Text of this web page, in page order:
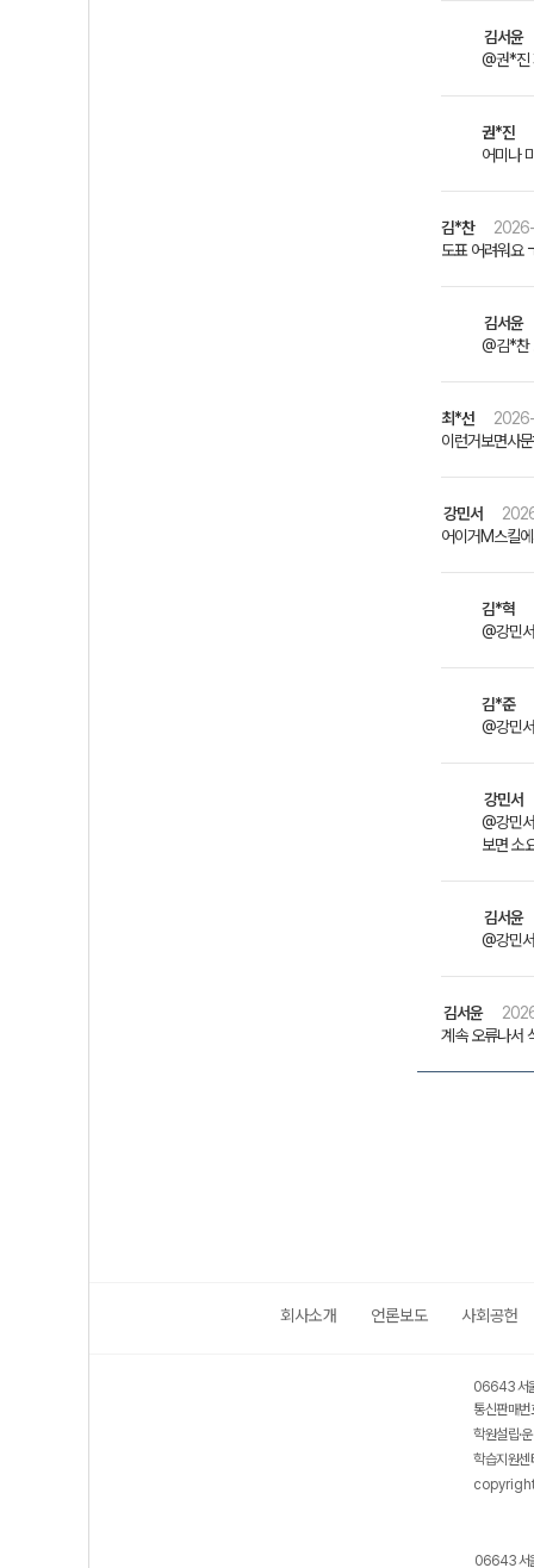
김서윤
@권*진
권*진
어미나
김*찬
도표 어려워요
김서윤
@김*찬
최*선
이런거보면사
강민서
어이거M스킬
김*혁
@강민
김*준
@강민
강민서
@강민
보면 소
김서윤
@강민
김서윤
계속 오류나서
회사소개 언론보도 사회공헌
06643 서
통신판매
학원설립·
학습지원
06643 서